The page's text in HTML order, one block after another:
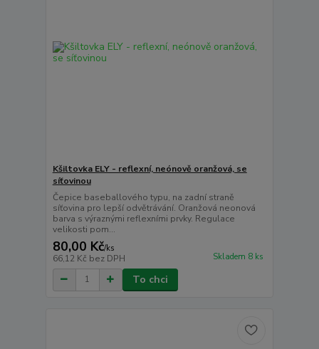
Kšiltovka ELY - reflexní, neónově oranžová, se
síťovinou
Čepice baseballového typu, na zadní straně
síťovina pro lepší odvětrávání. Oranžová neonová
barva s výraznými reflexními prvky. Regulace
velikosti pom...
80,00 Kč/ks
66,12 Kč bez DPH Skladem 8 ks
To chci